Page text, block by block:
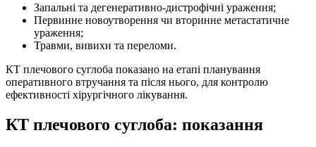
Запальні та дегенеративно-дистрофічні ураження;
Первинне новоутворення чи вторинне метастатичне
ураження;
Травми, вивихи та переломи.
КТ плечового суглоба показано на етапі планування
оперативного втручання та після нього, для контролю
ефективності хірургічного лікування.
КТ плечового суглоба: показання